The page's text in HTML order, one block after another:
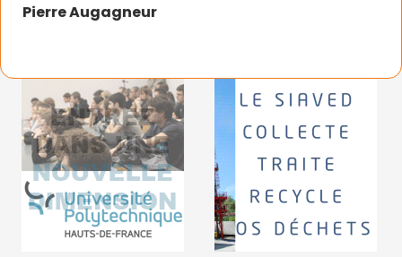
Pierre Augagneur